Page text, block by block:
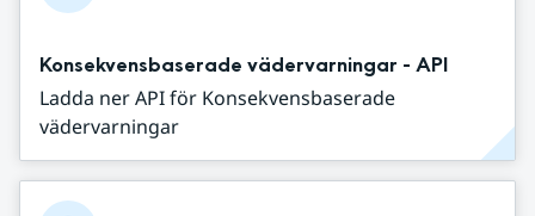
Konsekvensbaserade vädervarningar - API
Ladda ner API för Konsekvensbaserade
vädervarningar